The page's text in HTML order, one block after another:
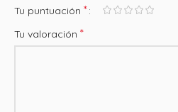
Tu puntuación *
Tu valoración *